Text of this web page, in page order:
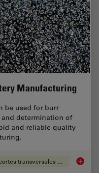
Manufacturing
be used for burr
determination of
and reliable quality
Análisis de cortes transversales para la microelectrónica Burr